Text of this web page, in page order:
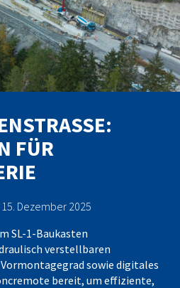
S
S
Dezember 2025
SL-1-Baukasten
verstellbaren
sowie digitales
bereit, um effiziente,